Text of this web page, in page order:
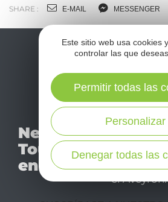
SHARE : E-MAIL MESSENGER
Newsletter
Tourismo
en Aveyron
No se
mensual
déjese
disfrutar
el Aveyron.
Este sitio web usa cookies
controlar las que
Denegar todas las
Personalizar
Permitir todas las